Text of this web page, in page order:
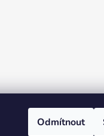
Odmítnout